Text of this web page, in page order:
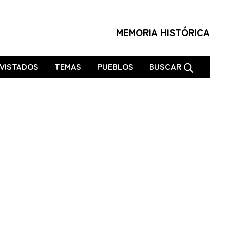
MEMORIA HISTÓRICA
TEMAS PUEBLOS BUSCAR